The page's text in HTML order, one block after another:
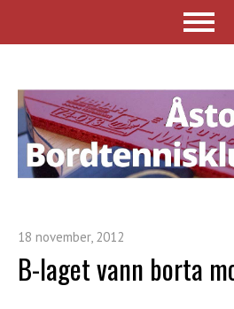
18 november, 2012
B-laget vann borta